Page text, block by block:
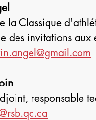
la Classique
des invitations aux
responsable